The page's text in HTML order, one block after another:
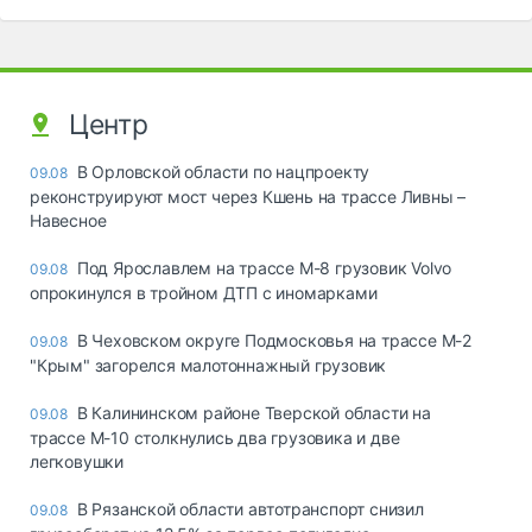
Центр
09.08 В Орловской области по нацпроекту
реконструируют мост через Кшень на трассе Ливны –
Навесное
09.08 Под Ярославлем на трассе М-8 грузовик Volvo
опрокинулся в тройном ДТП с иномарками
09.08 В Чеховском округе Подмосковья на трассе М-2
"Крым" загорелся малотоннажный грузовик
09.08 В Калининском районе Тверской области на
трассе М-10 столкнулись два грузовика и две
легковушки
09.08 В Рязанской области автотранспорт снизил